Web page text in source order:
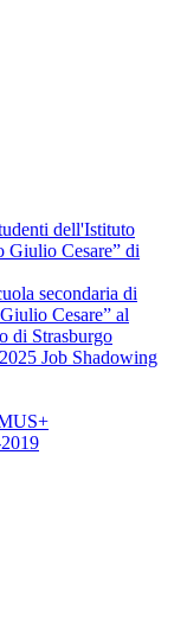
dell'Istituto
Giulio Cesare” di
secondaria di
Cesare” al
di Strasburgo
Job Shadowing